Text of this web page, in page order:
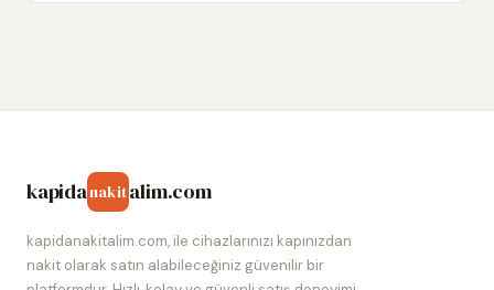
kapidanakitalim.com
kapidanakitalim.com, ile cihazlarınızı kapınızdan
nakit olarak satın alabileceğiniz güvenilir bir